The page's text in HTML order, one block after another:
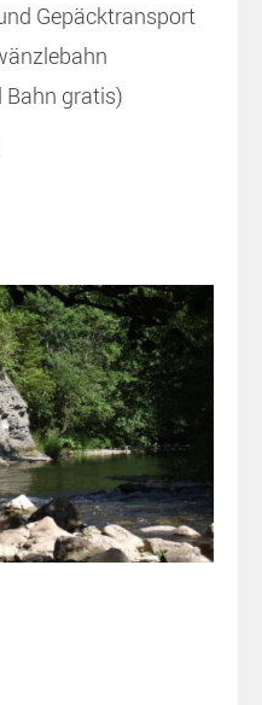
Gepäcktransport
Bahn gratis)